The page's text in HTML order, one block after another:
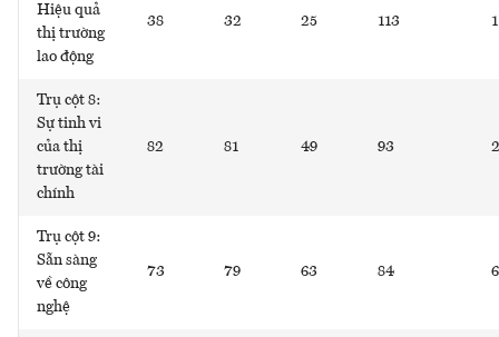
Hiệu quả
thị trường
lao động
38 32 25 113 1
Trụ cột 8:
Sự tinh vi
của thị
trường tài
chính
82 81 49 93 2
Trụ cột 9:
Sẵn sàng
về công
nghệ
73 79 63 84 6